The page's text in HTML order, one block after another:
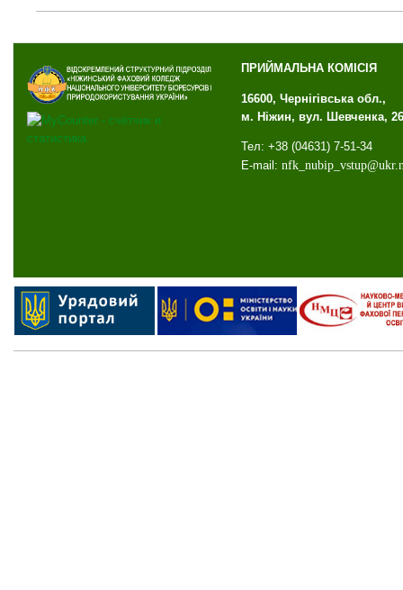
ПРИЙМАЛЬНА КОМІСІЯ
16600, Чернігівська обл.,
м. Ніжин, вул. Шевченка, 26
Тел: +38 (04631) 7-51-34
E-mail: nfk_ nubip_ vstup@ukr.